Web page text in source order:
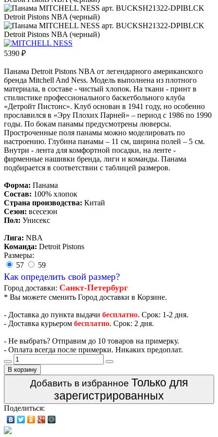
5390 ₽
Панама Detroit Pistons NBA от легендарного американского
бренда Mitchell And Ness. Модель выполнена из плотного
материала, в составе - чистый хлопок. На ткани - принт в
стилистике профессионального баскетбольного клуба
«Детройт Пистонс». Клуб основан в 1941 году, но особенно
прославился в «Эру Плохих Парней» – период с 1986 по 1990
годы. По бокам панамы предусмотрены люверсы.
Простроченные поля панамы можно моделировать по
настроению. Глубина панамы – 11 см, ширина полей – 5 см.
Внутри - лента для комфортной посадки, на ленте -
фирменные нашивки бренда, лиги и команды. Панама
подбирается в соответствии с таблицей размеров.
Форма: Панама
Состав: 100% хлопок
Страна производства: Китай
Сезон: всесезон
Пол: Унисекс
Лига: NBA
Команда: Detroit Pistons
Размеры:
57
59
Как определить свой размер?
Город доставки: Санкт-Петербург
* Вы можете сменить Город доставки в Корзине.
- Доставка до пункта выдачи бесплатно. Срок: 1-2 дня.
- Доставка курьером бесплатно. Срок: 2 дня.
- Не выбрать? Отправим до 10 товаров на примерку.
- Оплата всегда после примерки. Никаких предоплат.
В корзину
Добавить в избранное Только для
зарегистрированных
Поделиться: